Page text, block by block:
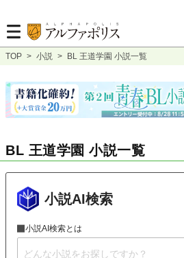
TOP > 小説 > BL 王道学園 小説一覧
BL 王道学園 小説一覧
小説AI検索
小説AI検索とは